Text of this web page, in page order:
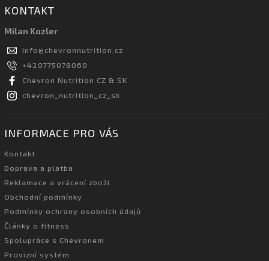
KONTAKT
Milan Kozler
info@chevronnutrition.cz
+420775078060
Chevron Nutrition CZ & SK
chevron_nutrition_cz_sk
INFORMACE PRO VÁS
Kontakt
Doprava a platba
Reklamace a vrácení zboží
Obchodní podmínky
Podmínky ochrany osobních údajů
Články o fitness
Spolupráce s Chevronem
Provizní systém